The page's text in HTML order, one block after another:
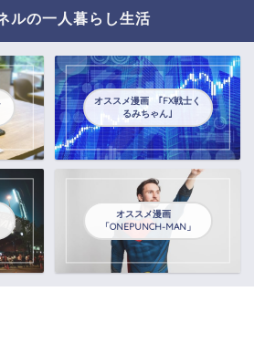
ルの一人暮らし生活
オススメ漫画 ｢FX戦士く
るみちゃん｣
オススメ漫画
「ONEPUNCH-MAN」